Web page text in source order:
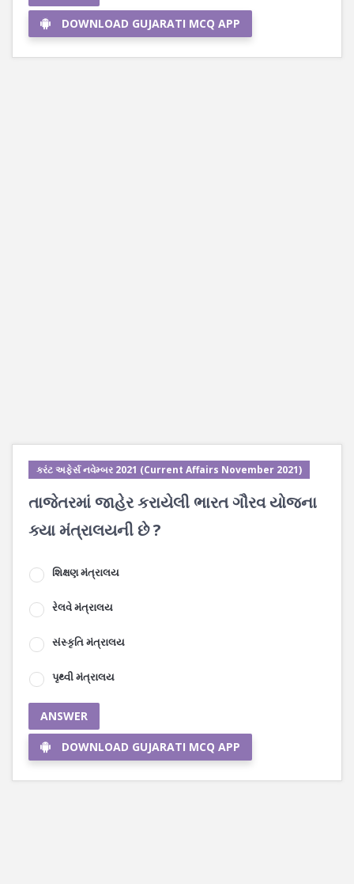
DOWNLOAD GUJARATI MCQ APP
કરંટ અફેર્સ નવેમ્બર 2021 (Current Affairs November 2021)
તાજેતરમાં જાહેર કરાયેલી ભારત ગૌરવ યોજના
ક્યા મંત્રાલયની છે ?
શિક્ષણ મંત્રાલય
રેલવે મંત્રાલય
સંસ્કૃતિ મંત્રાલય
પૃથ્વી મંત્રાલય
ANSWER
DOWNLOAD GUJARATI MCQ APP